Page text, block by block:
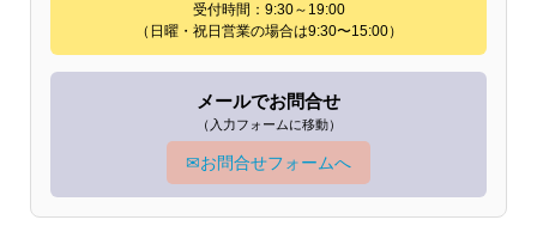
受付時間：9:30～19:00
（日曜・祝日営業の場合は9:30〜15:00）
メールでお問合せ
（入力フォームに移動）
✉お問合せフォームへ